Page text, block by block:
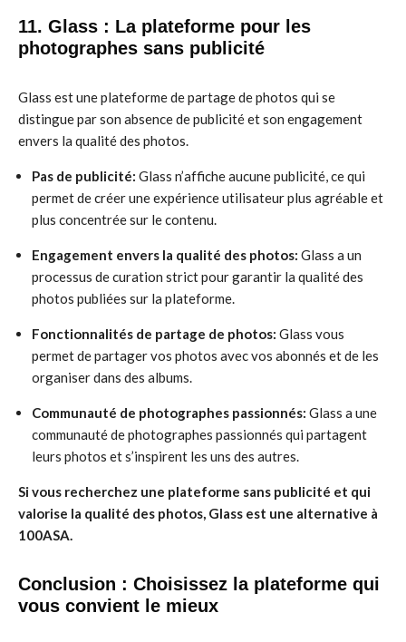
11. Glass : La plateforme pour les
photographes sans publicité
Glass est une plateforme de partage de photos qui se
distingue par son absence de publicité et son engagement
envers la qualité des photos.
Pas de publicité: Glass n’affiche aucune publicité, ce qui
permet de créer une expérience utilisateur plus agréable et
plus concentrée sur le contenu.
Engagement envers la qualité des photos: Glass a un
processus de curation strict pour garantir la qualité des
photos publiées sur la plateforme.
Fonctionnalités de partage de photos: Glass vous
permet de partager vos photos avec vos abonnés et de les
organiser dans des albums.
Communauté de photographes passionnés: Glass a une
communauté de photographes passionnés qui partagent
leurs photos et s’inspirent les uns des autres.
Si vous recherchez une plateforme sans publicité et qui
valorise la qualité des photos, Glass est une alternative à
100ASA.
Conclusion : Choisissez la plateforme qui
vous convient le mieux